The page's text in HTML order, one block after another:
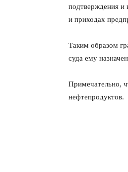
подтверждения и
и приходах
Таким образом
суда ему
Примечательно,
нефтепродуктов.